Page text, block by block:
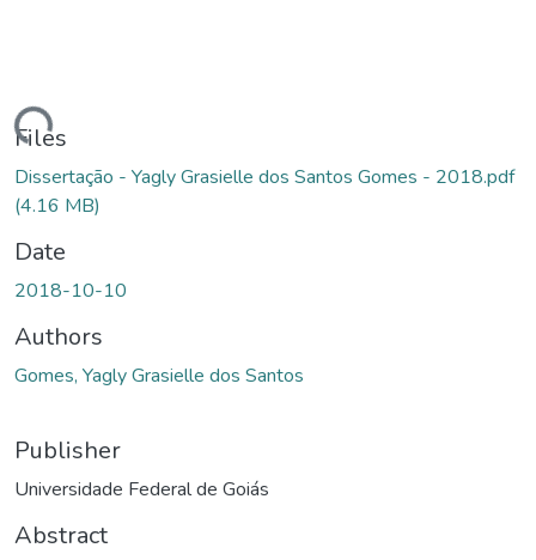
Files
Dissertação - Yagly Grasielle dos Santos Gomes - 2018.pdf
(4.16 MB)
Date
2018-10-10
Authors
Gomes, Yagly Grasielle dos Santos
Publisher
Universidade Federal de Goiás
Abstract